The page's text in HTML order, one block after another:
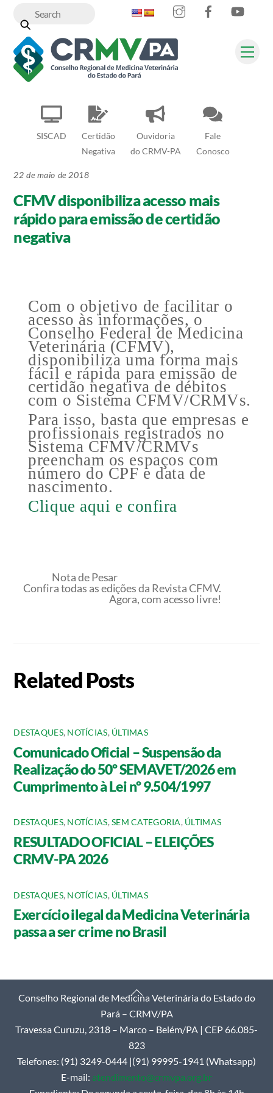
content
SISCAD
Certidão
Negativa
Ouvidoria
do CRMV-PA
Fale
Conosco
InstagramFacebook
22 de maio de 2018
CFMV disponibiliza acesso mais
rápido para emissão de certidão
negativa
Com o objetivo de facilitar o
acesso às informações, o
Conselho Federal de Medicina
Veterinária (CFMV),
disponibiliza uma forma mais
fácil e rápida para emissão de
certidão negativa de débitos
com o Sistema CFMV/CRMVs.
Para isso, basta que empresas e
profissionais registrados no
Sistema CFMV/CRMVs
preencham os espaços com
número do CPF e data de
nascimento.
Clique aqui e confira
Nota de Pesar
Confira todas as edições da Revista CFMV.
Agora, com acesso livre!
Related Posts
DESTAQUES, NOTÍCIAS, ÚLTIMAS
Comunicado Oficial – Suspensão da
Realização do 50º SEMAVET/2026 em
Cumprimento à Lei nº 9.504/1997
DESTAQUES, NOTÍCIAS,SEM CATEGORIA, ÚLTIMAS
RESULTADO OFICIAL – ELEIÇÕES
CRMV-PA 2026
DESTAQUES, NOTÍCIAS, ÚLTIMAS
Exercício ilegal da Medicina Veterinária
passa a ser crime no Brasil
Back
To
Top
Conselho Regional de Medicina Veterinária do Estado do
Pará – CRMV/PA
Travessa Curuzu, 2318 – Marco – Belém/PA | CEP 66.085-
823
Telefones: (91) 3249-0444 |(91) 99995-1941 (Whatsapp)
E-mail: atendimento@crmvpa.org.br